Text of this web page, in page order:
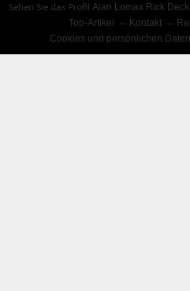
Sehen Sie das ProfilAlan Lomax Rick
Top-Artikel
Kontakt
Cookies und persönlichen Daten